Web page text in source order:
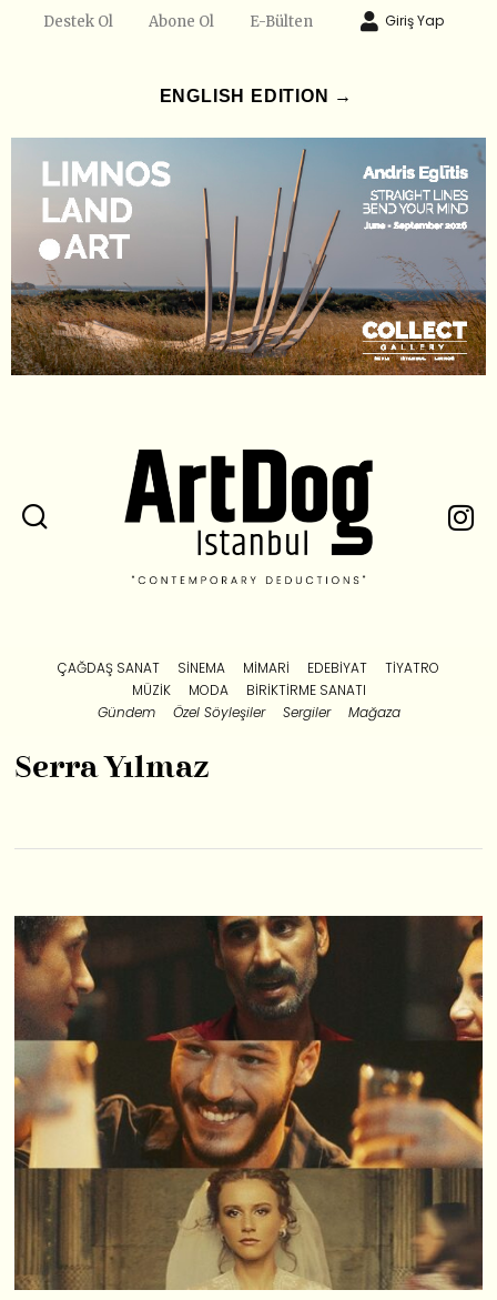
Destek Ol Abone Ol E-Bülten Giriş Yap
ENGLISH EDITION →
ÇAĞDAŞ SANAT SINEMA MIMARI EDEBIYAT
TIYATRO
MÜZIK
MODA
BIRIKTIRME SANATI
Gündem
Özel Söyleşiler Sergiler Mağaza
Serra Yılmaz